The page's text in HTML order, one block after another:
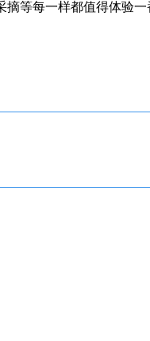
等每一样都值得体验